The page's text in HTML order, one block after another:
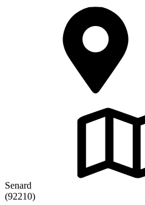
Senard
(92210)